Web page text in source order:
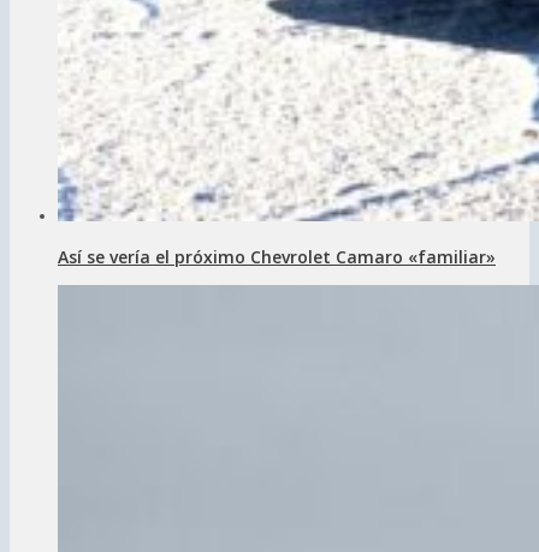
Así se vería el próximo Chevrolet Camaro «familiar»